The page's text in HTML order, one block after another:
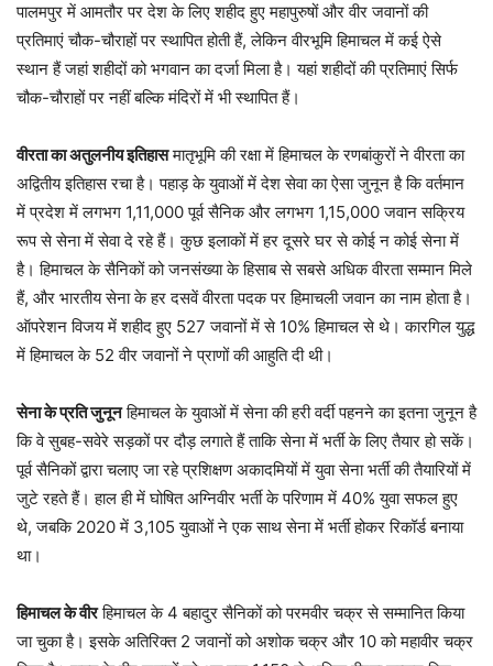
पालमपुर में आमतौर पर देश के लिए शहीद हुए महापुरुषों और वीर जवानों की
प्रतिमाएं चौक-चौराहों पर स्थापित होती हैं, लेकिन वीरभूमि हिमाचल में कई ऐसे
स्थान हैं जहां शहीदों को भगवान का दर्जा मिला है। यहां शहीदों की प्रतिमाएं सिर्फ
चौक-चौराहों पर नहीं बल्कि मंदिरों में भी स्थापित हैं।
वीरता का अतुलनीय इतिहासमातृभूमि की रक्षा में हिमाचल के रणबांकुरों ने वीरता का
अद्वितीय इतिहास रचा है। पहाड़ के युवाओं में देश सेवा का ऐसा जुनून है कि वर्तमान
में प्रदेश में लगभग 1,11,000 पूर्व सैनिक और लगभग 1,15,000 जवान सक्रिय
रूप से सेना में सेवा दे रहे हैं। कुछ इलाकों में हर दूसरे घर से कोई न कोई सेना में
है। हिमाचल के सैनिकों को जनसंख्या के हिसाब से सबसे अधिक वीरता सम्मान मिले
हैं, और भारतीय सेना के हर दसवें वीरता पदक पर हिमाचली जवान का नाम होता है।
ऑपरेशन विजय में शहीद हुए 527 जवानों में से 10% हिमाचल से थे। कारगिल युद्ध
में हिमाचल के 52 वीर जवानों ने प्राणों की आहुति दी थी।
सेना के प्रति जुनूनहिमाचल के युवाओं में सेना की हरी वर्दी पहनने का इतना जुनून है
कि वे सुबह-सवेरे सड़कों पर दौड़ लगाते हैं ताकि सेना में भर्ती के लिए तैयार हो सकें।
पूर्व सैनिकों द्वारा चलाए जा रहे प्रशिक्षण अकादमियों में युवा सेना भर्ती की तैयारियों में
जुटे रहते हैं। हाल ही में घोषित अग्निवीर भर्ती के परिणाम में 40% युवा सफल हुए
थे, जबकि 2020 में 3,105 युवाओं ने एक साथ सेना में भर्ती होकर रिकॉर्ड बनाया
था।
हिमाचल के वीरहिमाचल के 4 बहादुर सैनिकों को परमवीर चक्र से सम्मानित किया
जा चुका है। इसके अतिरिक्त 2 जवानों को अशोक चक्र और 10 को महावीर चक्र